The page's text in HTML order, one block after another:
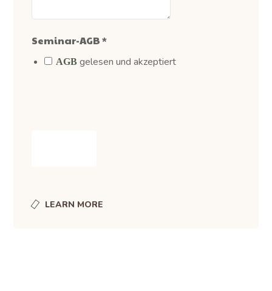
Seminar-AGB*
AGB gelesen und akzeptiert
LEARN MORE